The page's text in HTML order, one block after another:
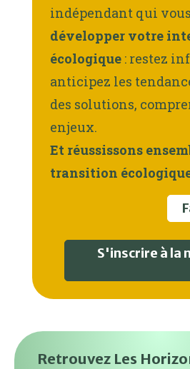
indépendant qui
développer votre
écologique : restez
anticipez les
des solutions,
enjeux.
Et réussissons
transition
S'inscrire à la
Retrouvez Les